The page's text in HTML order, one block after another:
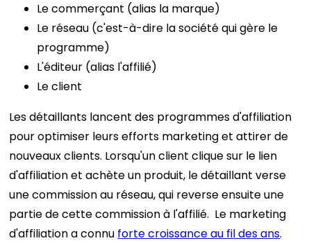
Le commerçant (alias la marque)
Le réseau (c'est-à-dire la société qui gère le
programme)
L'éditeur (alias l'affilié)
Le client
Les détaillants lancent des programmes d'affiliation
pour optimiser leurs efforts marketing et attirer de
nouveaux clients. Lorsqu'un client clique sur le lien
d'affiliation et achète un produit, le détaillant verse
une commission au réseau, qui reverse ensuite une
partie de cette commission à l'affilié. Le marketing
d'affiliation a connu forte croissance au fil des ans.